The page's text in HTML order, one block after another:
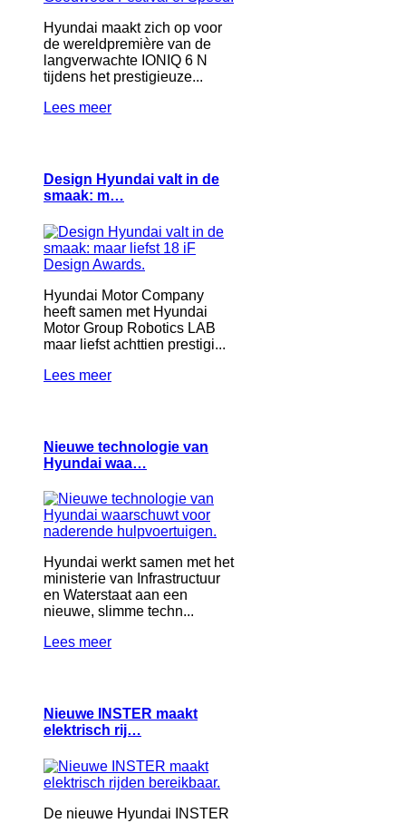
Hyundai maakt zich op voor
de wereldpremière van de
langverwachte IONIQ 6 N
tijdens het prestigieuze...
Lees meer
Design Hyundai valt in de
smaak: m…
Hyundai Motor Company
heeft samen met Hyundai
Motor Group Robotics LAB
maar liefst achttien prestigi...
Lees meer
Nieuwe technologie van
Hyundai waa…
Hyundai werkt samen met het
ministerie van Infrastructuur
en Waterstaat aan een
nieuwe, slimme techn...
Lees meer
Nieuwe INSTER maakt
elektrisch rij…
De nieuwe Hyundai INSTER